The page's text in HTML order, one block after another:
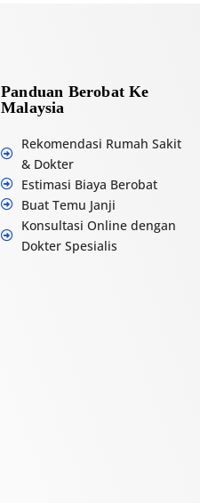
Panduan Berobat Ke
Malaysia
Rekomendasi Rumah Sakit
& Dokter
Estimasi Biaya Berobat
Buat Temu Janji
Konsultasi Online dengan
Dokter Spesialis